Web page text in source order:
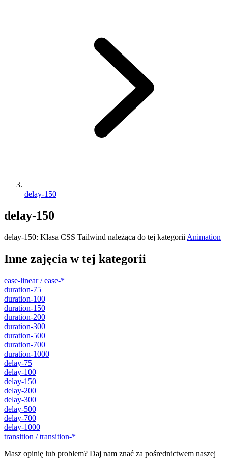
delay-150
delay-150
delay-150: Klasa CSS Tailwind należąca do tej kategorii Animation
Inne zajęcia w tej kategorii
ease-linear / ease-*
duration-75
duration-100
duration-150
duration-200
duration-300
duration-500
duration-700
duration-1000
delay-75
delay-100
delay-150
delay-200
delay-300
delay-500
delay-700
delay-1000
transition / transition-*
Masz opinię lub problem? Daj nam znać za pośrednictwem naszej